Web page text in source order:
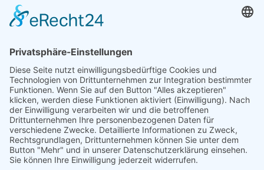
17:30 bis 23:00 Uhr
17:30 bis 23:00 Uhr
Sonntag + Feiertags:
12:00 bis 23:00 Uhr
TISCH-RESERVIERUNG
Tel.: 089 999 39 775
Tel.: +49 1521 87 13 698 (Reservierung nur